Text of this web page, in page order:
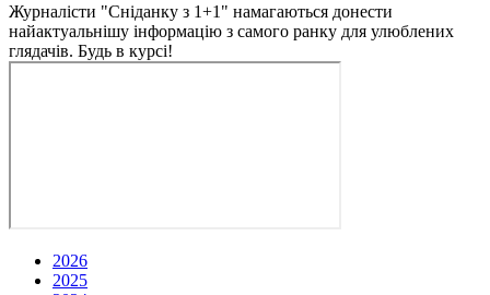
Журналісти "Сніданку з 1+1" намагаються донести
найактуальнішу інформацію з самого ранку для улюблених
глядачів. Будь в курсі!
2026
2025